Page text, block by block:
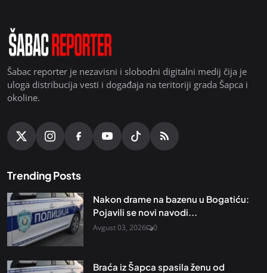
Šabac reporter je nezavisni i slobodni digitalni medij čija je
uloga distribucija vesti i događaja na teritoriji grada Šapca i
okoline.
Trending Posts
Nakon drame na bazenu u Bogatiću:
Pojavili se novi navodi...
Avgust 03, 2026 0
Braća iz Šapca spasila ženu od